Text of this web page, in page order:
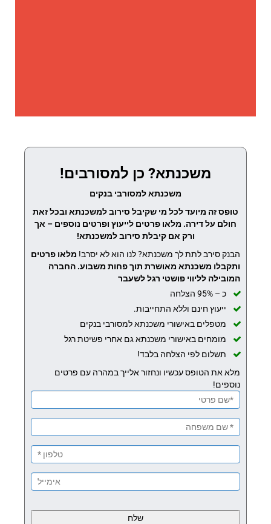
משכנתא? כן למסורבים!
משכנתא למסורבי בנקים
טופס זה מיועד לכל מי שקיבל סירוב למשכנתא ובכל זאת
חולם על דירה. מלאו פרטים לייעוץ ופרטים נוספים – אך
ורק אם קיבלת סירוב למשכנתא!
הבנק סירב לתת לך משכנתא? לנו הוא לא יסרב! מלאו פרטים
ותקבלו משכנתא מאושרת תוך פחות משבוע. החברה
המובילה לליווי פושטי רגל לשעבר
כ – 95% הצלחה
ייעוץ חינם וללא התחייבות.
מטפלים באישורי משכנתא למסורבי בנקים
מומחים באישורי משכנתא גם אחרי פשיטת רגל
תשלום לפי הצלחה בלבד!
מלא את הטופס עכשיו ונחזור אלייך במהרה עם פרטים
נוספים!